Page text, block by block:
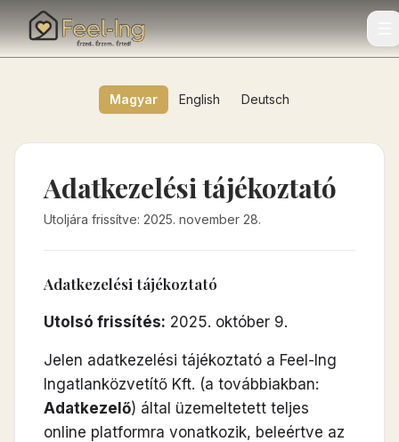
Magyar English Deutsch
Adatkezelési tájékoztató
Utoljára frissítve: 2025. november 28.
Adatkezelési tájékoztató
Utolsó frissítés: 2025. október 9.
Jelen adatkezelési tájékoztató a Feel-Ing
Ingatlanközvetítő Kft. (a továbbiakban:
Adatkezelő) által üzemeltetett teljes
online platformra vonatkozik, beleértve az